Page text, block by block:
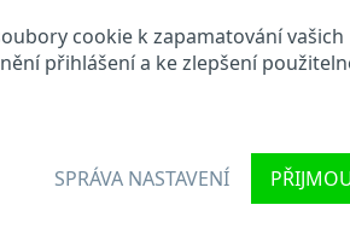
cookie k zapamatování vašich
přihlášení a ke zlepšení
SPRÁVA NASTAVENÍ
výše a překontrolujte, jaké
číslo zvané Vehicle
základní specifikaci vozidla.